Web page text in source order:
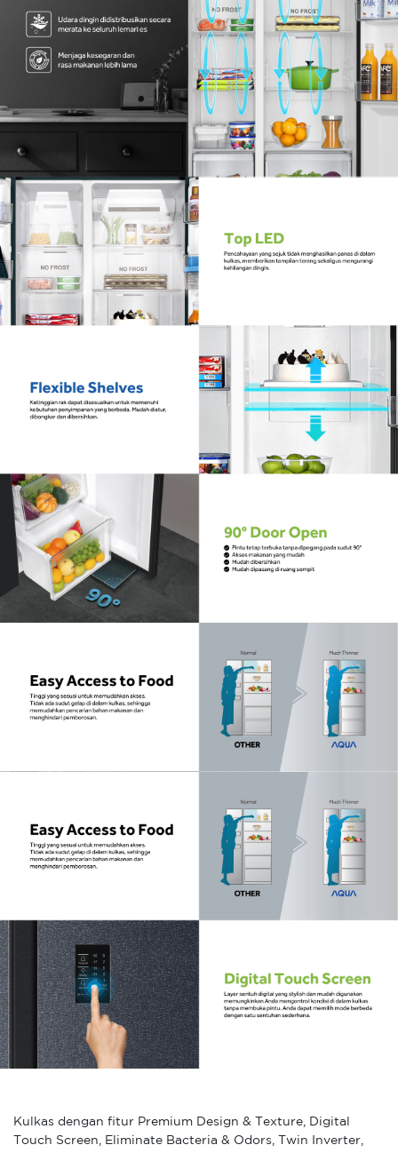
Kulkas dengan fitur Premium Design & Texture, Digital
Touch Screen, Eliminate Bacteria & Odors, Twin Inverter,